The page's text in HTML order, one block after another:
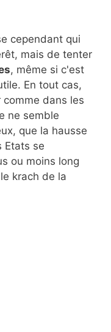
cependant qui
mais de tenter
, même si c'est
En tout cas,
dans les
ne semble
que la hausse
Etats se
ou moins long
krach de la